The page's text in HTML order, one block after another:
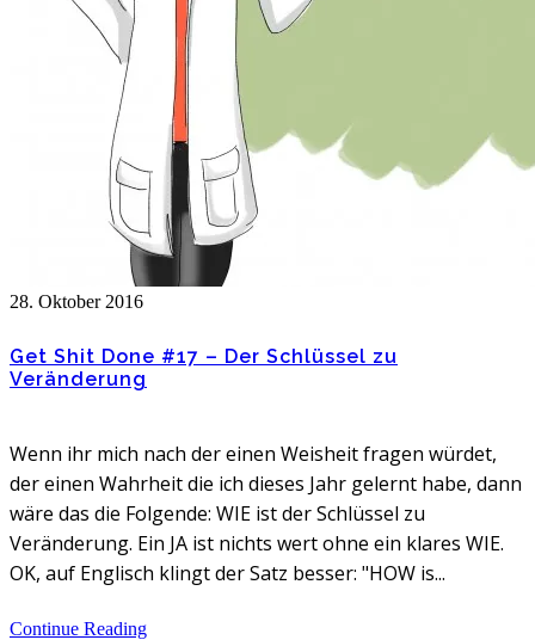
28. Oktober 2016
Get Shit Done #17 – Der Schlüssel zu
Veränderung
Wenn ihr mich nach der einen Weisheit fragen würdet,
der einen Wahrheit die ich dieses Jahr gelernt habe, dann
wäre das die Folgende: WIE ist der Schlüssel zu
Veränderung. Ein JA ist nichts wert ohne ein klares WIE.
OK, auf Englisch klingt der Satz besser: "HOW is...
Continue Reading